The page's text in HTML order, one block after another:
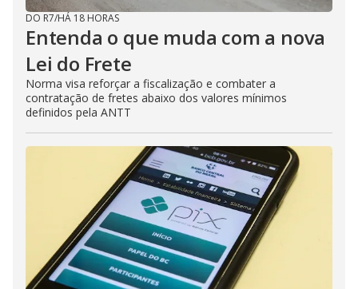
DO R7/HÁ 18 HORAS
Entenda o que muda com a nova
Lei do Frete
Norma visa reforçar a fiscalização e combater a
contratação de fretes abaixo dos valores mínimos
definidos pela ANTT